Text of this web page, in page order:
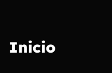
Inicio